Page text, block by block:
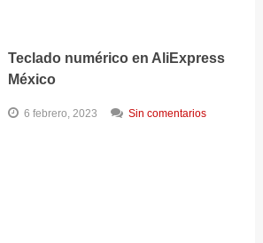
Teclado numérico en AliExpress
México
6 febrero, 2023 Sin comentarios